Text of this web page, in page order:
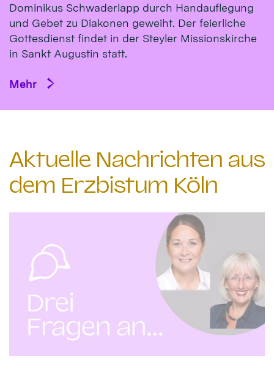
Dominikus Schwaderlapp durch Handauflegung
und Gebet zu Diakonen geweiht. Der feierliche
Gottesdienst findet in der Steyler Missionskirche
in Sankt Augustin statt.
Mehr
Aktuelle Nachrichten aus
dem Erzbistum Köln